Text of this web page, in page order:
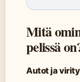
Mitä
pelissä
Autot ja